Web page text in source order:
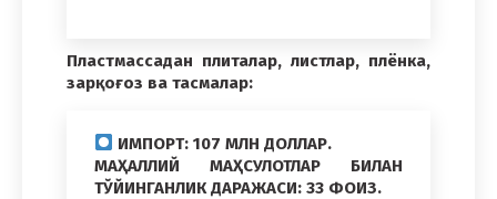
Пластмассадан плиталар, листлар, плёнка,
зарқоғоз ва тасмалар:
ИМПОРТ: 107 МЛН ДОЛЛАР.
МАҲАЛЛИЙ МАҲСУЛОТЛАР БИЛАН
ТЎЙИНГАНЛИК ДАРАЖАСИ: 33 ФОИЗ.